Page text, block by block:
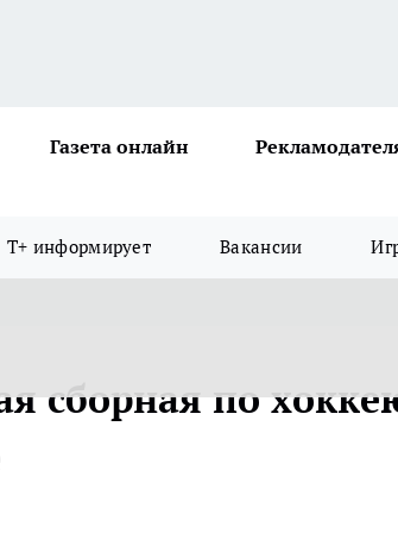
Газета онлайн
Т+ информирует Вакансии
сборная по